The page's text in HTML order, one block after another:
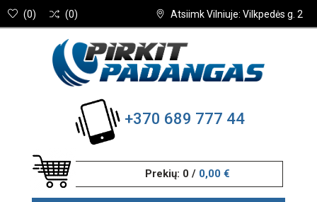
Atsiimk Vilniuje: Vilkpedės g. 2
(0) (0)
+370 689 777 44
Prekių: 0 / 0,00 €